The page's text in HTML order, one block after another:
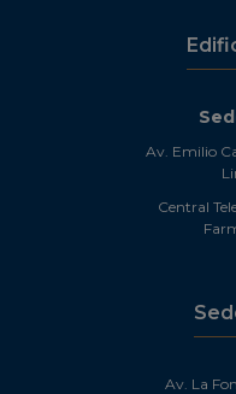
Av. Emilio
Central
Av. La